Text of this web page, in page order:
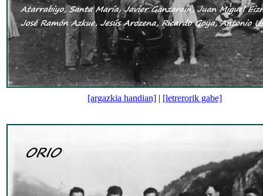
[argazkia handian]| [letrerorik gabe]